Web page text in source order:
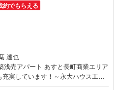
約でもらえる
達也
浅売アパート あすと長町商業エリア
実しています！～永大ハウス工業